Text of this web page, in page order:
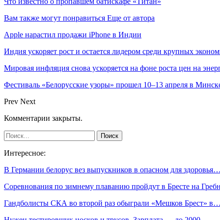
Вам также могут понравиться Еще от автора
Apple нарастил продажи iPhone в Индии
Индия ускоряет рост и остается лидером среди крупных
Мировая инфляция снова ускоряется на фоне роста цен на
Фестиваль «Белорусские узоры» прошел 10–13 апреля в
Prev Next
Комментарии закрыты.
Интересное:
В Германии белорус вез выпускников в опасном для здоровья…
Соревнования по зимнему плаванию пройдут в Бресте на
Гандболисты СКА во второй раз обыграли «Мешков Брест» в…